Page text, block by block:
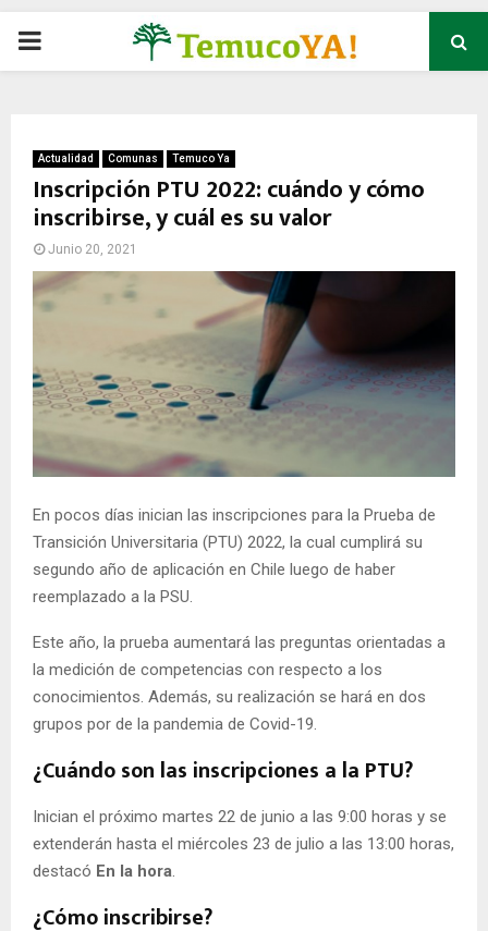
P
M
A
Y
M
E
N
U
Actualidad Comunas Temuco Ya
Inscripción PTU 2022: cuándo y cómo
inscribirse, y cuál es su valor
Junio 20, 2021
En pocos días inician las inscripciones para la Prueba de
Transición Universitaria (PTU) 2022, la cual cumplirá su
segundo año de aplicación en Chile luego de haber
reemplazado a la PSU.
Este año, la prueba aumentará las preguntas orientadas a
la medición de competencias con respecto a los
conocimientos. Además, su realización se hará en dos
grupos por de la pandemia de Covid-19.
¿Cuándo son las inscripciones a la PTU?
Inician el próximo martes 22 de junio a las 9:00 horas y se
extenderán hasta el miércoles 23 de julio a las 13:00 horas,
destacó En la hora
¿Cómo inscribirse?